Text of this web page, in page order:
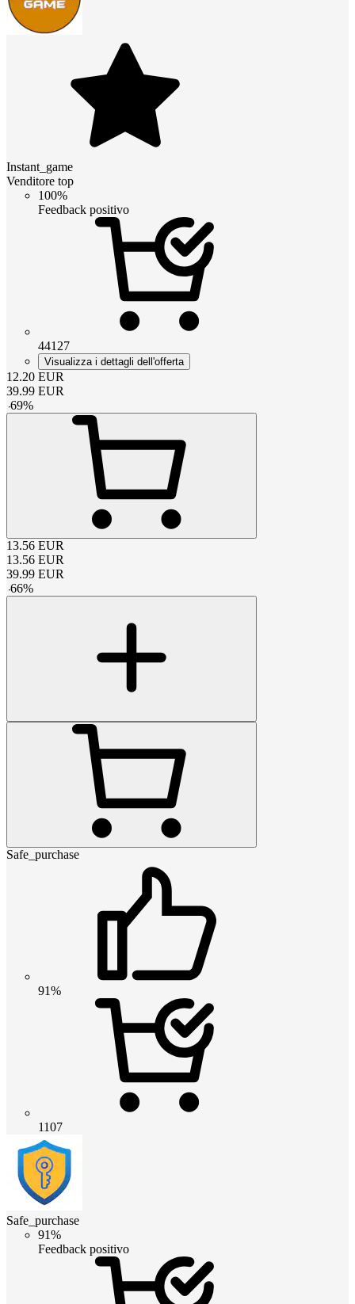
Instant_game
Venditore top
100%
Feedback positivo
44127
Visualizza i dettagli dell'offerta
12.20 EUR
39.99 EUR
-69%
13.56 EUR
13.56 EUR
39.99 EUR
-66%
Safe_purchase
91%
1107
Safe_purchase
91%
Feedback positivo